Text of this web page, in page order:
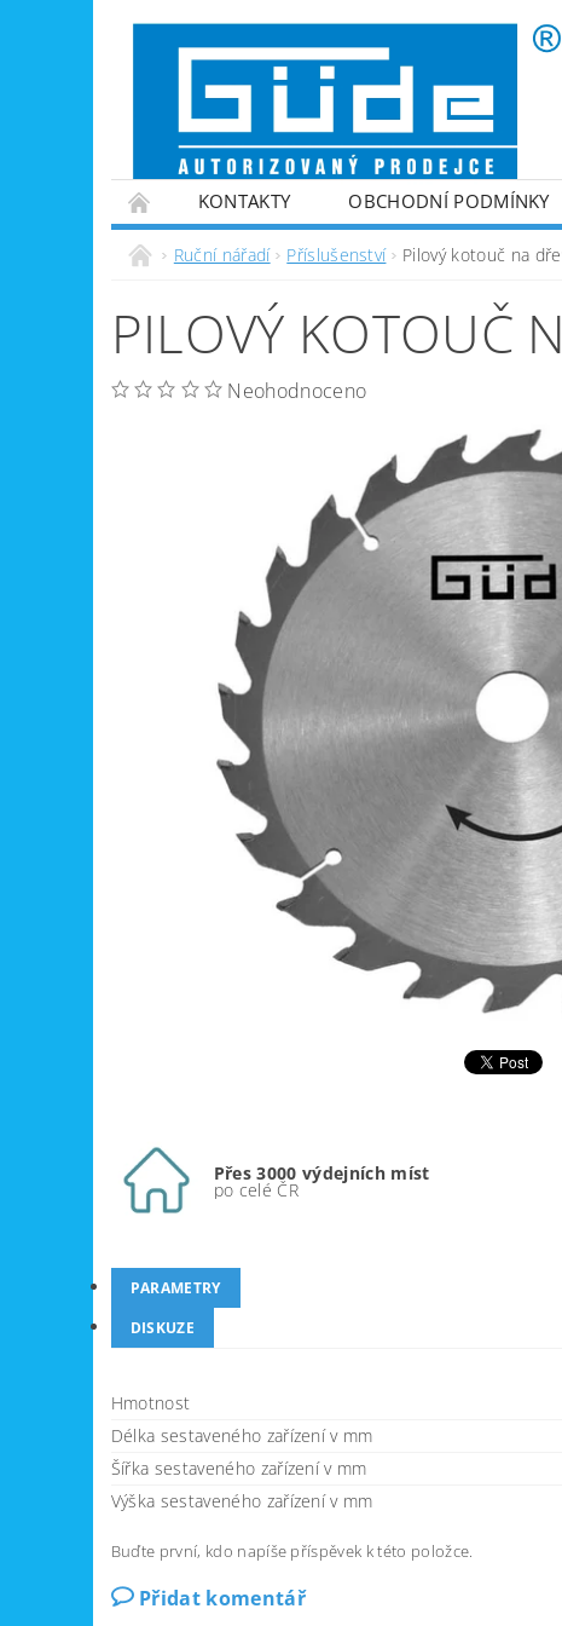
KONTAKTY OBCHODNÍ PODMÍNKY
VINTEC
ZPRACOVÁNÍ PALIVOVÉHO DŘEVA
GENERÁTORY PROUDU
VYBAVENÍ DÍLEN
NABÍJEČKY BATERIÍ
Ruční nářadí Příslušenství Pilový kotouč na
PILOVÝ KOTOUČ
Neohodnoceno
Přes 3000 výdejních míst
po celé ČR
PARAMETRY
DISKUZE
Hmotnost
Délka sestaveného zařízení v mm
Šířka sestaveného zařízení v mm
Výška sestaveného zařízení v mm
Buďte první, kdo napíše příspěvek k této položce.
Přidat komentář